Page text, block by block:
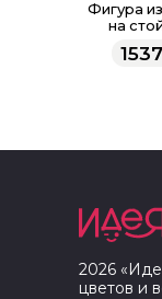
Фигура
на
«Ромашка
1537
2026 «
цветов и